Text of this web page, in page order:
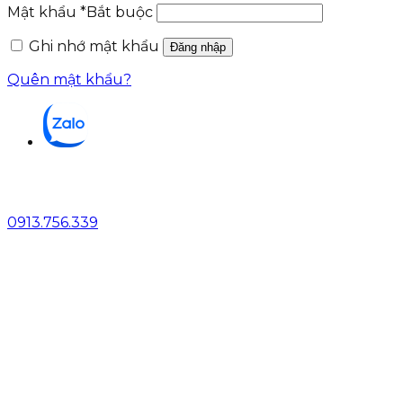
Mật khẩu *Bắt buộc
Ghi nhớ mật khẩu
Đăng nhập
Quên mật khẩu?
0913.756.339